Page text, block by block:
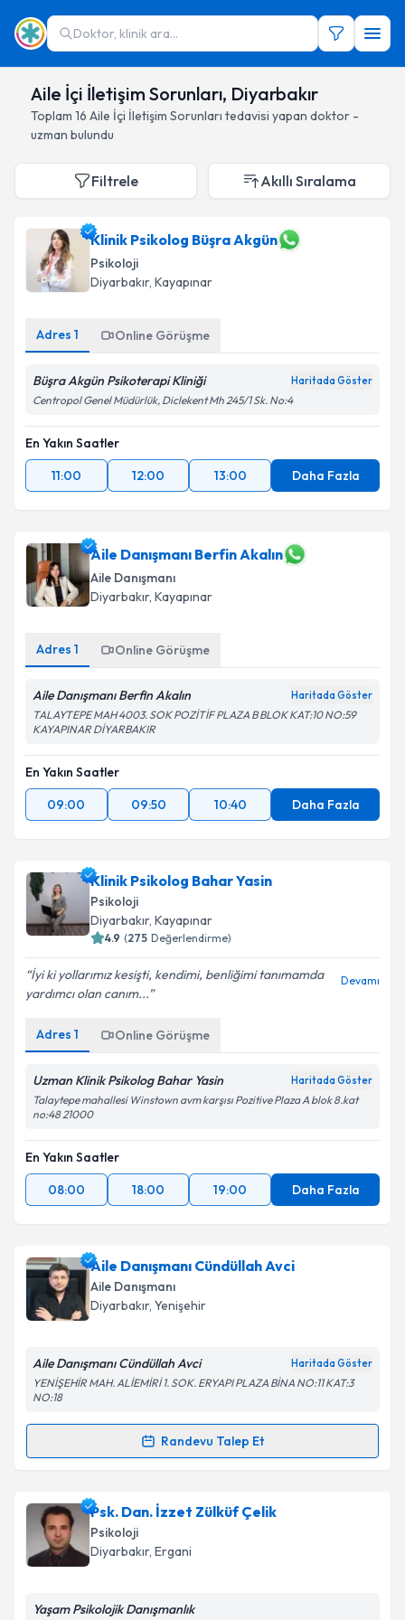
Doktor, klinik ara...
Aile İçi İletişim Sorunları, Diyarbakır
Toplam 16 Aile İçi İletişim Sorunları tedavisi yapan doktor -
uzman bulundu
Filtrele Akıllı Sıralama
Klinik Psikolog Büşra Akgün
Psikoloji
Diyarbakır, Kayapınar
Adres 1 Online Görüşme
Büşra Akgün Psikoterapi Kliniği Haritada Göster
Centropol Genel Müdürlük, Diclekent Mh 245/1 Sk. No:4
En Yakın Saatler
11:00
12:00 13:00 Daha Fazla
Aile Danışmanı Berfin Akalın
Aile Danışmanı
Diyarbakır, Kayapınar
Adres 1 Online Görüşme
Aile Danışmanı Berfin Akalın Haritada Göster
TALAYTEPE MAH 4003. SOK POZİTİF PLAZA B BLOK KAT:10 NO:59
KAYAPINAR DİYARBAKIR
En Yakın Saatler
09:00
09:50 10:40 Daha Fazla
Klinik Psikolog Bahar Yasin
Psikoloji
Diyarbakır, Kayapınar
4.9 (275 Değerlendirme)
İyi ki yollarımız kesişti, kendimi, benliğimi tanımamda
yardımcı olan canım...
Devamı
Adres 1 Online Görüşme
Uzman Klinik Psikolog Bahar Yasin Haritada Göster
Talaytepe mahallesi Winstown avm karşısı Pozitive Plaza A blok 8.kat
no:48 21000
En Yakın Saatler
08:00
18:00 19:00 Daha Fazla
Aile Danışmanı Cündüllah Avci
Aile Danışmanı
Diyarbakır, Yenişehir
Aile Danışmanı Cündüllah Avci Haritada Göster
YENİŞEHİR MAH. ALİEMİRİ 1. SOK. ERYAPI PLAZA BİNA NO:11 KAT:3
NO:18
Randevu Talep Et
Randevu Takvimi Talebi
Aile Danışmanı Cündüllah Avciiçin randevu takvimi
talebi oluşturun. Size bu uzmandan randevu almanız
için bir takvim hazırlandığında e-posta ile
bilgilendireceğiz.
Psk. Dan. İzzet Zülküf Çelik
Psikoloji
Diyarbakır, Ergani
Yaşam Psikolojik Danışmanlık